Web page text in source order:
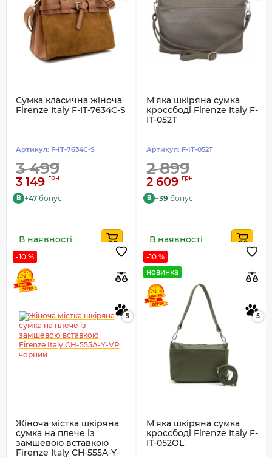
Сумка класична жіноча
Firenze Italy F-IT-7634C-S
Артикул: F-IT-7634C-S
3 499
3 149 грн
B +47 бонус
В наявності
М'яка шкіряна сумка
кроссбоді Firenze Italy F-
IT-052T
Артикул: F-IT-052T
2 899
2 609 грн
B +39 бонус
В наявності
-10 %
5
Жіноча містка шкіряна
сумка на плече із
замшевою вставкою
Firenze Italy CH-555A-Y-
-10 %
новинка
5
М'яка шкіряна сумка
кроссбоді Firenze Italy F-
IT-052OL